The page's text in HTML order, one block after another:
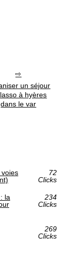
un séjour
à hyères
dans le var
72
Clicks
la
234
Clicks
269
Clicks